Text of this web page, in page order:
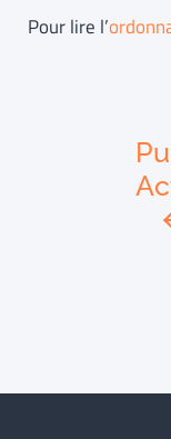
Pour lire l’